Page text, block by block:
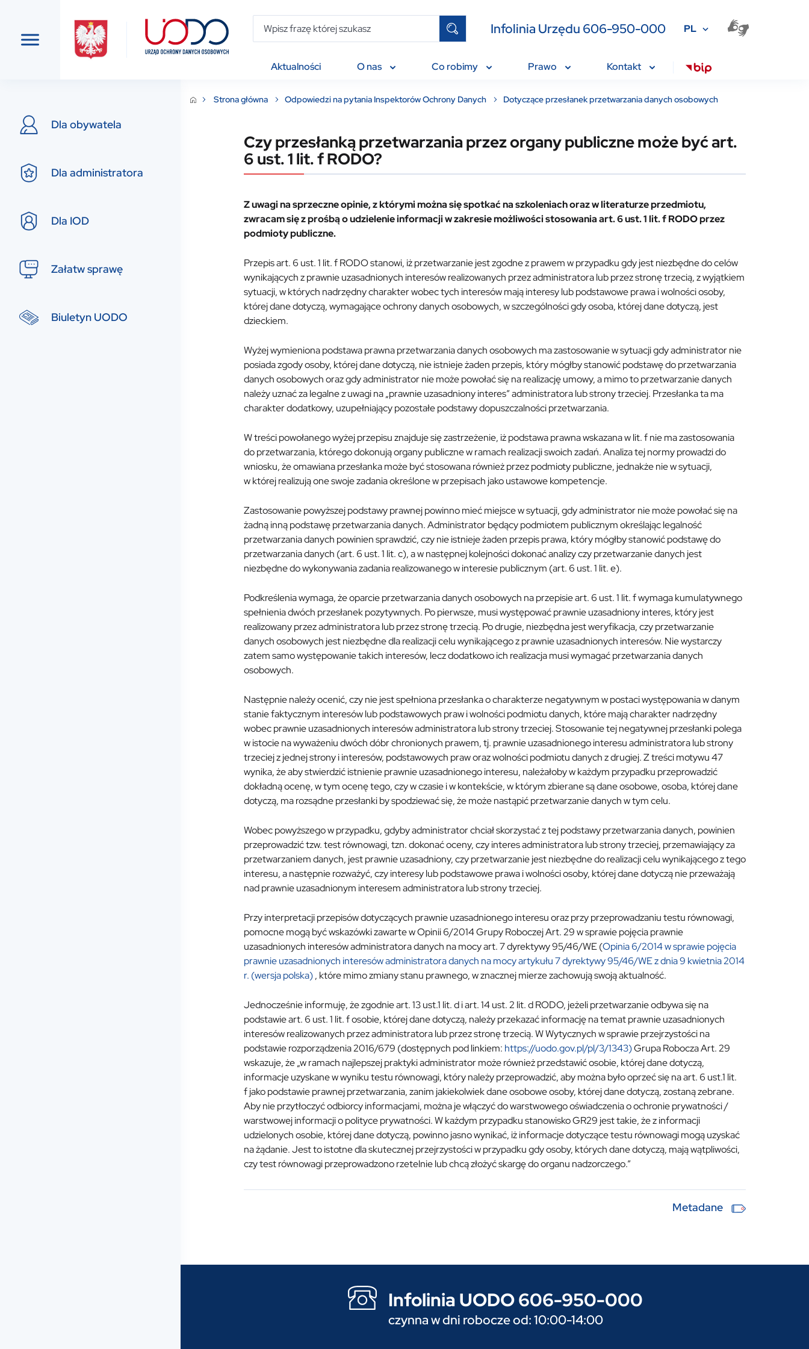
Infolinia Urzędu 606-950-000 PL
Aktualności O nas Co robimy Prawo Kontakt
Dla obywatela
Dla administratora
Dla IOD
Załatw sprawę
Biuletyn UODO
Strona główna Odpowiedzi na pytania Inspektorów Ochrony Danych Dotyczące przesłanek przetwarzania danych osobowych
Czy przesłanką przetwarzania przez organy publiczne może być art.
6 ust. 1 lit. f RODO?
Z uwagi na sprzeczne opinie, z którymi można się spotkać na szkoleniach oraz w literaturze przedmiotu,
zwracam się z prośbą o udzielenie informacji w zakresie możliwości stosowania art. 6 ust. 1 lit. f RODO przez
podmioty publiczne.
Przepis art. 6 ust. 1 lit. f RODO stanowi, iż przetwarzanie jest zgodne z prawem w przypadku gdy jest niezbędne do celów
wynikających z prawnie uzasadnionych interesów realizowanych przez administratora lub przez stronę trzecią, z wyjątkiem
sytuacji, w których nadrzędny charakter wobec tych interesów mają interesy lub podstawowe prawa i wolności osoby,
której dane dotyczą, wymagające ochrony danych osobowych, w szczególności gdy osoba, której dane dotyczą, jest
dzieckiem.
Wyżej wymieniona podstawa prawna przetwarzania danych osobowych ma zastosowanie w sytuacji gdy administrator nie
posiada zgody osoby, której dane dotyczą, nie istnieje żaden przepis, który mógłby stanowić podstawę do przetwarzania
danych osobowych oraz gdy administrator nie może powołać się na realizację umowy, a mimo to przetwarzanie danych
należy uznać za legalne z uwagi na „prawnie uzasadniony interes” administratora lub strony trzeciej. Przesłanka ta ma
charakter dodatkowy, uzupełniający pozostałe podstawy dopuszczalności przetwarzania.
W treści powołanego wyżej przepisu znajduje się zastrzeżenie, iż podstawa prawna wskazana w lit. f nie ma zastosowania
do przetwarzania, którego dokonują organy publiczne w ramach realizacji swoich zadań. Analiza tej normy prowadzi do
wniosku, że omawiana przesłanka może być stosowana również przez podmioty publiczne, jednakże nie w sytuacji,
w której realizują one swoje zadania określone w przepisach jako ustawowe kompetencje.
Zastosowanie powyższej podstawy prawnej powinno mieć miejsce w sytuacji, gdy administrator nie może powołać się na
żadną inną podstawę przetwarzania danych. Administrator będący podmiotem publicznym określając legalność
przetwarzania danych powinien sprawdzić, czy nie istnieje żaden przepis prawa, który mógłby stanowić podstawę do
przetwarzania danych (art. 6 ust. 1 lit. c), a w następnej kolejności dokonać analizy czy przetwarzanie danych jest
niezbędne do wykonywania zadania realizowanego w interesie publicznym (art. 6 ust. 1 lit. e).
Podkreślenia wymaga, że oparcie przetwarzania danych osobowych na przepisie art. 6 ust. 1 lit. f wymaga kumulatywnego
spełnienia dwóch przesłanek pozytywnych. Po pierwsze, musi występować prawnie uzasadniony interes, który jest
realizowany przez administratora lub przez stronę trzecią. Po drugie, niezbędna jest weryfikacja, czy przetwarzanie
danych osobowych jest niezbędne dla realizacji celu wynikającego z prawnie uzasadnionych interesów. Nie wystarczy
zatem samo występowanie takich interesów, lecz dodatkowo ich realizacja musi wymagać przetwarzania danych
osobowych.
Następnie należy ocenić, czy nie jest spełniona przesłanka o charakterze negatywnym w postaci występowania w danym
stanie faktycznym interesów lub podstawowych praw i wolności podmiotu danych, które mają charakter nadrzędny
wobec prawnie uzasadnionych interesów administratora lub strony trzeciej. Stosowanie tej negatywnej przesłanki polega
w istocie na wyważeniu dwóch dóbr chronionych prawem, tj. prawnie uzasadnionego interesu administratora lub strony
trzeciej z jednej strony i interesów, podstawowych praw oraz wolności podmiotu danych z drugiej. Z treści motywu 47
wynika, że aby stwierdzić istnienie prawnie uzasadnionego interesu, należałoby w każdym przypadku przeprowadzić
dokładną ocenę, w tym ocenę tego, czy w czasie i w kontekście, w którym zbierane są dane osobowe, osoba, której dane
dotyczą, ma rozsądne przesłanki by spodziewać się, że może nastąpić przetwarzanie danych w tym celu.
Wobec powyższego w przypadku, gdyby administrator chciał skorzystać z tej podstawy przetwarzania danych, powinien
przeprowadzić tzw. test równowagi, tzn. dokonać oceny, czy interes administratora lub strony trzeciej, przemawiający za
przetwarzaniem danych, jest prawnie uzasadniony, czy przetwarzanie jest niezbędne do realizacji celu wynikającego z tego
interesu, a następnie rozważyć, czy interesy lub podstawowe prawa i wolności osoby, której dane dotyczą nie przeważają
nad prawnie uzasadnionym interesem administratora lub strony trzeciej.
Przy interpretacji przepisów dotyczących prawnie uzasadnionego interesu oraz przy przeprowadzaniu testu równowagi,
pomocne mogą być wskazówki zawarte w Opinii 6/2014 Grupy Roboczej Art. 29 w sprawie pojęcia prawnie
uzasadnionych interesów administratora danych na mocy art. 7 dyrektywy 95/46/WE (Opinia 6/2014 w sprawie pojęcia
prawnie uzasadnionych interesów administratora danych na mocy artykułu 7 dyrektywy 95/46/WE z dnia 9 kwietnia 2014
r. (wersja polska), które mimo zmiany stanu prawnego, w znacznej mierze zachowują swoją aktualność.
Jednocześnie informuję, że zgodnie art. 13 ust.1 lit. d i art. 14 ust. 2 lit. d RODO, jeżeli przetwarzanie odbywa się na
podstawie art. 6 ust. 1 lit. f osobie, której dane dotyczą, należy przekazać informację na temat prawnie uzasadnionych
interesów realizowanych przez administratora lub przez stronę trzecią. W Wytycznych w sprawie przejrzystości na
podstawie rozporządzenia 2016/679 (dostępnych pod linkiem: https://uodo.gov.pl/pl/3/1343)Grupa Robocza Art. 29
wskazuje, że „w ramach najlepszej praktyki administrator może również przedstawić osobie, której dane dotyczą,
informacje uzyskane w wyniku testu równowagi, który należy przeprowadzić, aby można było oprzeć się na art. 6 ust.1 lit.
f jako podstawie prawnej przetwarzania, zanim jakiekolwiek dane osobowe osoby, której dane dotyczą, zostaną zebrane.
Aby nie przytłoczyć odbiorcy informacjami, można je włączyć do warstwowego oświadczenia o ochronie prywatności /
warstwowej informacji o polityce prywatności. W każdym przypadku stanowisko GR29 jest takie, że z informacji
udzielonych osobie, której dane dotyczą, powinno jasno wynikać, iż informacje dotyczące testu równowagi mogą uzyskać
na żądanie. Jest to istotne dla skutecznej przejrzystości w przypadku gdy osoby, których dane dotyczą, mają wątpliwości,
czy test równowagi przeprowadzono rzetelnie lub chcą złożyć skargę do organu nadzorczego.”
Metadane
Infolinia UODO 606-950-000
czynna w dni robocze od: 10:00-14:00